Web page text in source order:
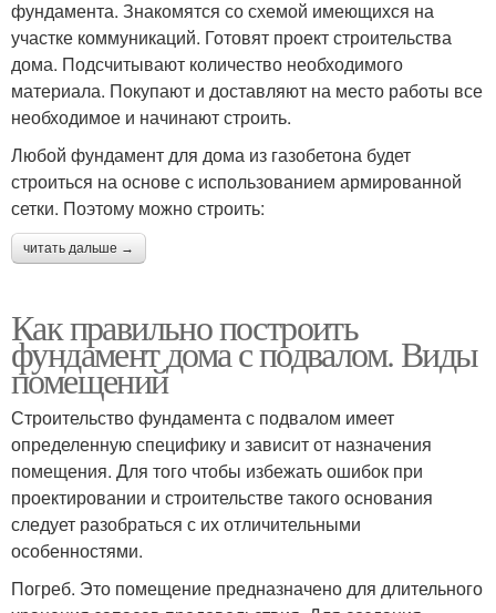
фундамента. Знакомятся со схемой имеющихся на
участке коммуникаций. Готовят проект строительства
дома. Подсчитывают количество необходимого
материала. Покупают и доставляют на место работы все
необходимое и начинают строить.
Любой фундамент для дома из газобетона будет
строиться на основе с использованием армированной
сетки. Поэтому можно строить:
читать дальше →
Как правильно построить
фундамент дома с подвалом. Виды
помещений
Строительство фундамента с подвалом имеет
определенную специфику и зависит от назначения
помещения. Для того чтобы избежать ошибок при
проектировании и строительстве такого основания
следует разобраться с их отличительными
особенностями.
Погреб. Это помещение предназначено для длительного